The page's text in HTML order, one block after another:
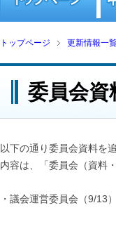
トップページ 更新情報一
委員会資
以下の通り委員会資料を
内容は、「委員会（資料
・議会運営委員会（9/13）